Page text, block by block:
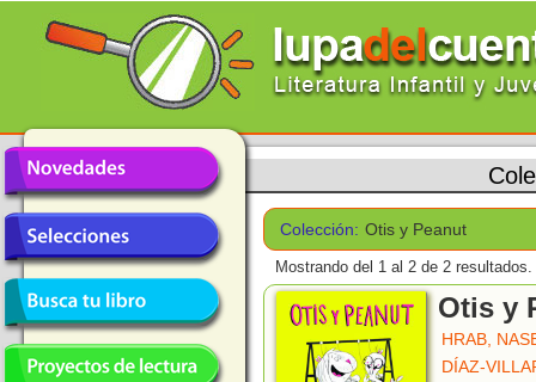
Colección: Otis y Peanut
Mostrando del 1 al 2 de 2 resultados.
Otis y
HRAB,
DÍAZ-